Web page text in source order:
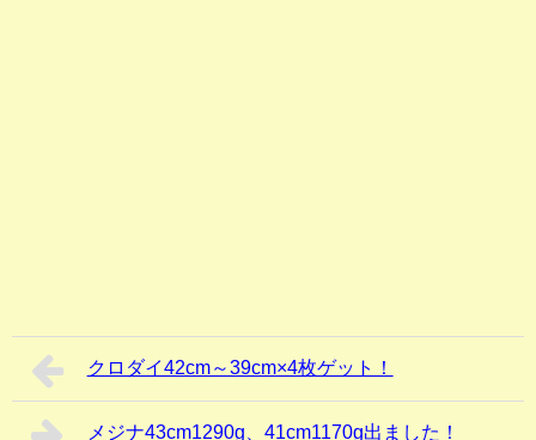
クロダイ42cm～39cm×4枚ゲット！
メジナ43cm1290g、41cm1170g出ました！